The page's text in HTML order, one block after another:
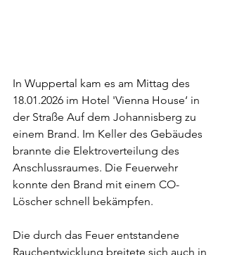
In Wuppertal kam es am Mittag des
18.01.2026 im Hotel 'Vienna House‘ in
der Straße Auf dem Johannisberg zu
einem Brand. Im Keller des Gebäudes
brannte die Elektroverteilung des
Anschlussraumes. Die Feuerwehr
konnte den Brand mit einem CO-
Löscher schnell bekämpfen.
Die durch das Feuer entstandene
Rauchentwicklung breitete sich auch in